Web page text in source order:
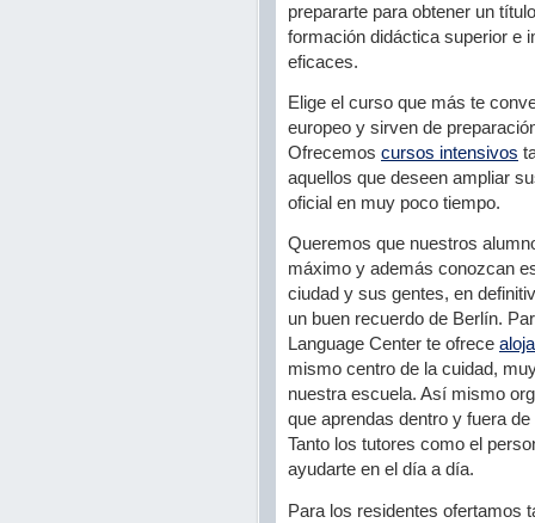
prepararte para obtener un
formación didáctica superior e
eficaces.
Elige el curso que más te
europeo y sirven de
Ofrecemos cursos intensivos
aquellos que deseen ampliar
oficial en muy poco tiempo.
Queremos que nuestros
máximo y además conozcan
ciudad y sus gentes, en
un buen recuerdo de Berlín.
Language Center te ofrece
mismo centro de la cuidad,
nuestra escuela. Así mismo
que aprendas dentro y fuera
Tanto los tutores como el
ayudarte en el día a día.
Para los residentes ofertamos